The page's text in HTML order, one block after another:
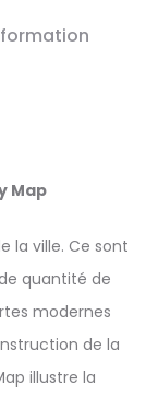
Map
la ville. Ce sont
quantité de
modernes
de la
illustre la